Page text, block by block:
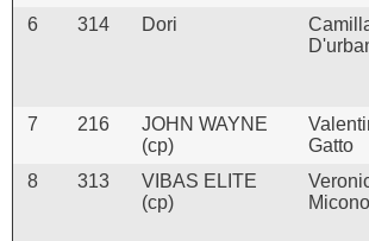
6 314 Dori
7 216
JOHN WAYNE
(cp)
Gatto
8 313
VIBAS ELITE
(cp)
Micono